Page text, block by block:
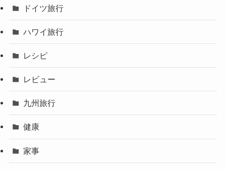
ドイツ旅行
ハワイ旅行
レシピ
レビュー
九州旅行
健康
家事